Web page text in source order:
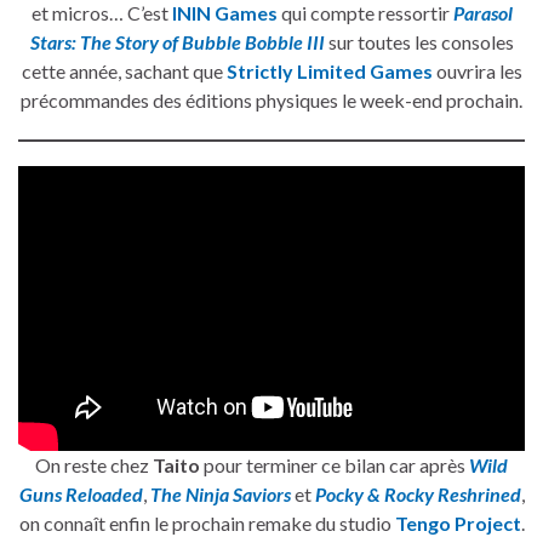
et micros… C’est ININ Games qui compte ressortirParasol
Stars: The Story of Bubble Bobble IIIsur toutes les consoles
cette année, sachant queStrictly Limited Games ouvrira les
précommandes des éditions physiques le week-end prochain.
On reste chez Taito pour terminer ce bilan car après Wild
Guns Reloaded, The Ninja SaviorsetPocky & Rocky Reshrined,
on connaît enfin le prochain remake du studio Tengo Project.